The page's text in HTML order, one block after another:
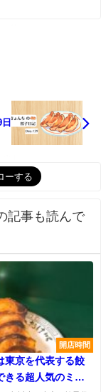
記事も読んで
開店時間
東京を代表する餃
きる超人気のミシ